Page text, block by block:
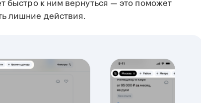
быстро к ним вернуться — это поможет
лишние действия.